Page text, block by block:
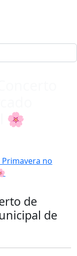
🌸
no
de
de